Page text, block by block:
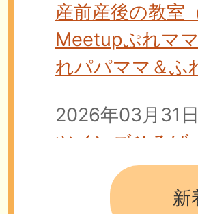
産前産後の教室
Meetupぷれマ
れパパママ＆ふ
2026年03月31日
ツインズひろば
2026年01月27日
新